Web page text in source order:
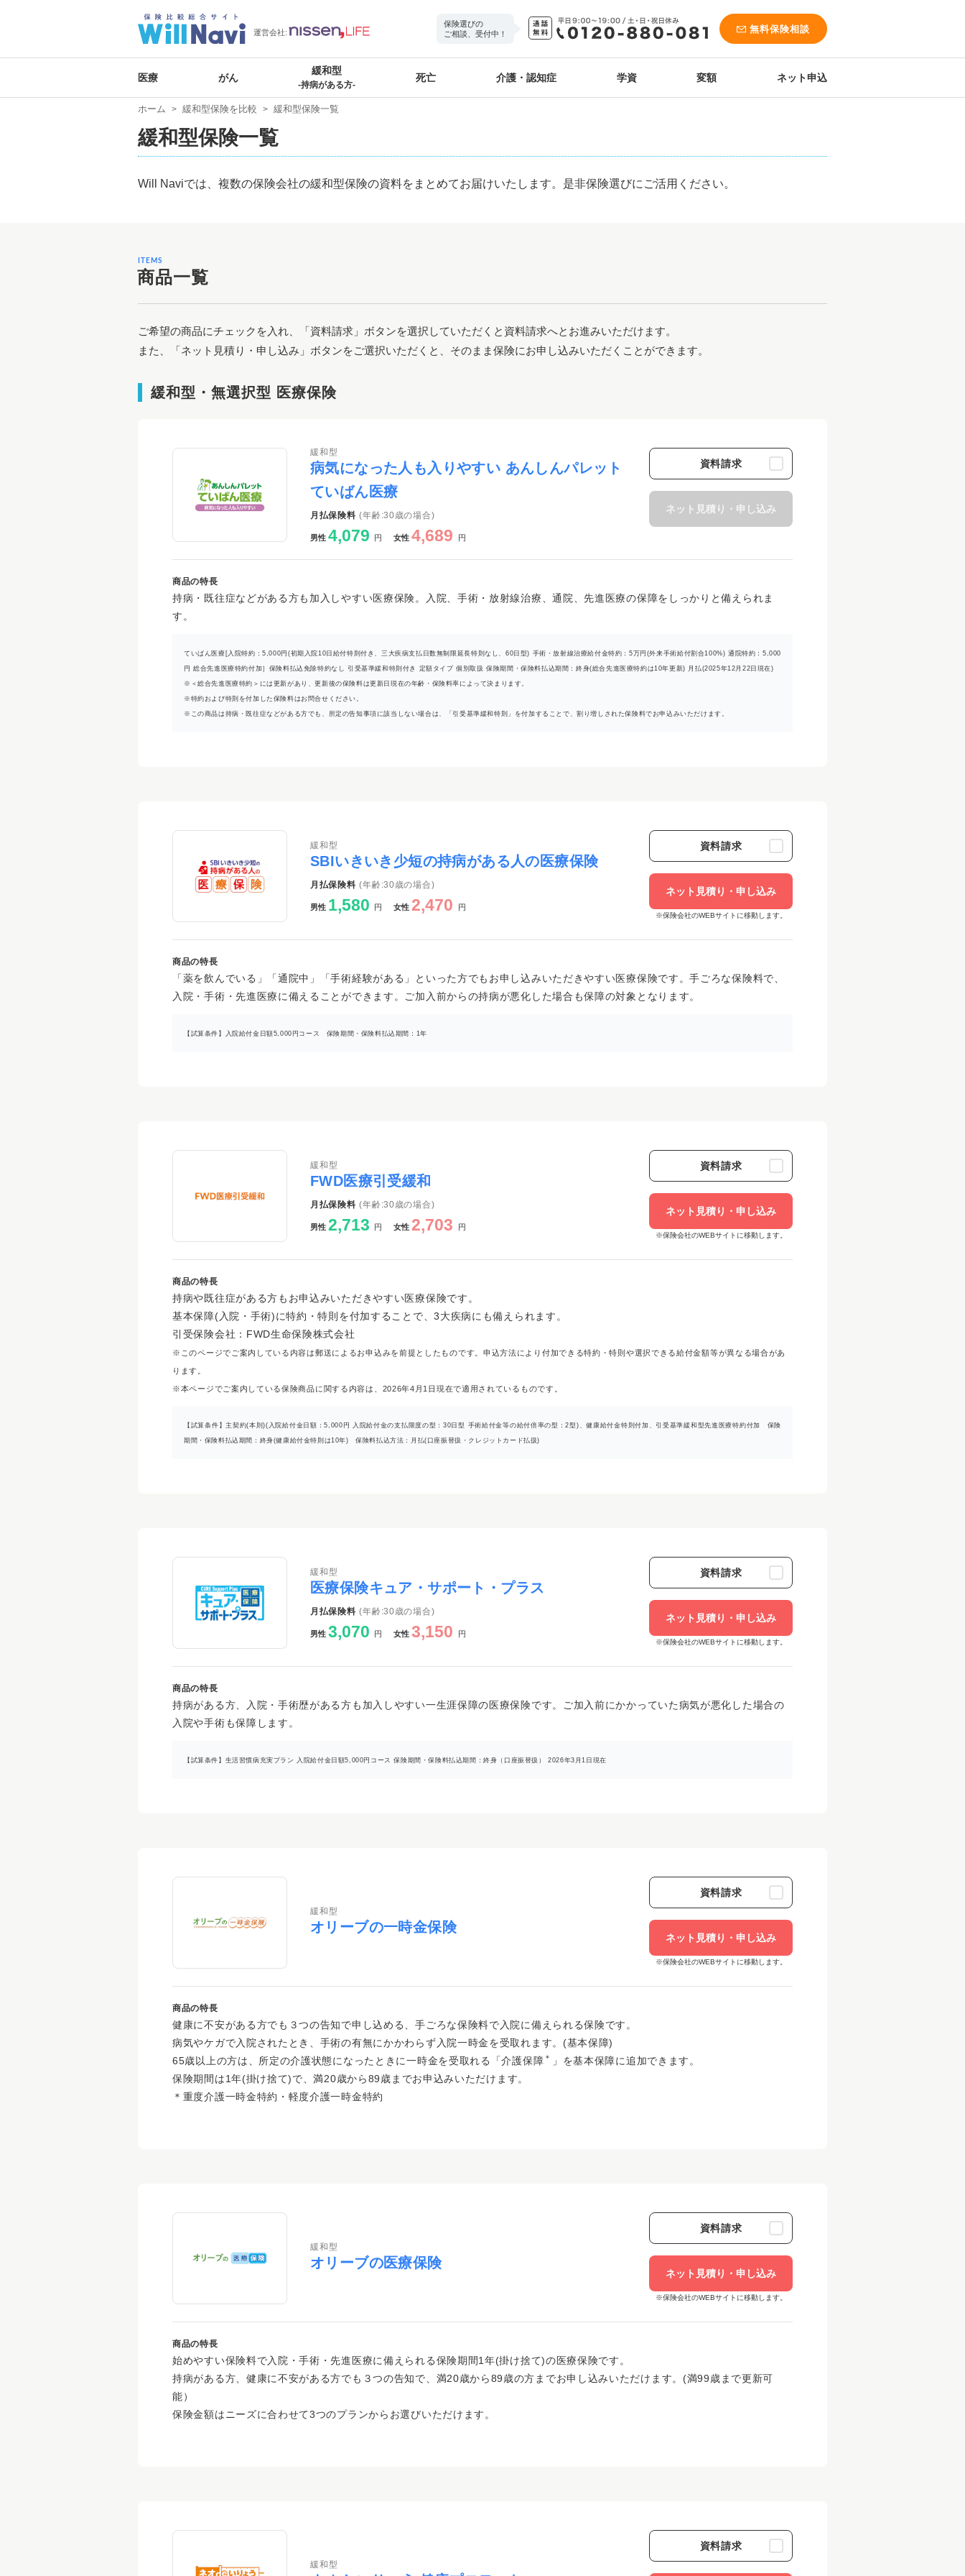
運営会社:
保険選びの
ご相談、受付中！
無料保険相談
医療 がん
緩和型
-持病がある方-
死亡 介護・認知症 学資 変額 ネット申込
ホーム 緩和型保険を比較 緩和型保険一覧
緩和型保険一覧
Will Naviでは、複数の保険会社の緩和型保険の資料をまとめてお届けいたします。是非保険選びにご活用ください。
ITEMS
商品一覧
ご希望の商品にチェックを入れ、「資料請求」ボタンを選択していただくと資料請求へとお進みいただけます。
また、「ネット見積り・申し込み」ボタンをご選択いただくと、そのまま保険にお申し込みいただくことができます。
緩和型・無選択型 医療保険
緩和型
病気になった人も入りやすい あんしんパレット
ていばん医療
月払保険料 (年齢:30歳の場合)
男性 4,079 円 女性 4,689 円
ていばん医療[入院特約：5,000円(初期入院10日給付特則付き、三大疾病支払日数無制限延長特則なし、60日型) 手術・放射線治療給付金特約：5万円(外来手術給付割合100%) 通院特約：5,000
円 総合先進医療特約付加］保険料払込免除特約なし 引受基準緩和特則付き 定額タイプ 個別取扱 保険期間・保険料払込期間：終身(総合先進医療特約は10年更新) 月払(2025年12月22日現在)
※＜総合先進医療特約＞には更新があり、更新後の保険料は更新日現在の年齢・保険料率によって決まります。
※特約および特則を付加した保険料はお問合せください。
※この商品は持病・既往症などがある方でも、所定の告知事項に該当しない場合は、「引受基準緩和特則」を付加することで、割り増しされた保険料でお申込みいただけます。
商品の特長
持病・既往症などがある方も加入しやすい医療保険。入院、手術・放射線治療、通院、先進医療の保障をしっかりと備えられま
す。
資料請求
ネット見積り・申し込み
緩和型
SBIいきいき少短の持病がある人の医療保険
月払保険料 (年齢:30歳の場合)
男性 1,580 円 女性 2,470 円
【試算条件】入院給付金日額5,000円コース 保険期間・保険料払込期間：1年
商品の特長
「薬を飲んでいる」「通院中」「手術経験がある」といった方でもお申し込みいただきやすい医療保険です。手ごろな保険料で、
入院・手術・先進医療に備えることができます。ご加入前からの持病が悪化した場合も保障の対象となります。
資料請求
ネット見積り・申し込み
※保険会社のWEBサイトに移動します。
緩和型
FWD医療引受緩和
月払保険料 (年齢:30歳の場合)
男性 2,713 円 女性 2,703 円
【試算条件】主契約(本則)(入院給付金日額：5,000円 入院給付金の支払限度の型：30日型 手術給付金等の給付倍率の型：2型)、健康給付金特則付加、引受基準緩和型先進医療特約付加 保険
期間・保険料払込期間：終身(健康給付金特則は10年) 保険料払込方法：月払(口座振替扱・クレジットカード払扱)
商品の特長
持病や既往症がある方もお申込みいただきやすい医療保険です。
基本保障(入院・手術)に特約・特則を付加することで、3大疾病にも備えられます。
引受保険会社：FWD生命保険株式会社
※このページでご案内している内容は郵送によるお申込みを前提としたものです。申込方法により付加できる特約・特則や選択できる給付金額等が異なる場合があ
ります。
※本ページでご案内している保険商品に関する内容は、2026年4月1日現在で適用されているものです。
資料請求
ネット見積り・申し込み
※保険会社のWEBサイトに移動します。
緩和型
医療保険キュア・サポート・プラス
月払保険料 (年齢:30歳の場合)
男性 3,070 円 女性 3,150 円
【試算条件】生活習慣病充実プラン 入院給付金日額5,000円コース 保険期間・保険料払込期間：終身（口座振替扱） 2026年3月1日現在
商品の特長
持病がある方、入院・手術歴がある方も加入しやすい一生涯保障の医療保険です。ご加入前にかかっていた病気が悪化した場合の
入院や手術も保障します。
資料請求
ネット見積り・申し込み
※保険会社のWEBサイトに移動します。
緩和型
オリーブの一時金保険
商品の特長
健康に不安がある方でも３つの告知で申し込める、手ごろな保険料で入院に備えられる保険です。
病気やケガで入院されたとき、手術の有無にかかわらず入院一時金を受取れます。(基本保障)
65歳以上の方は、所定の介護状態になったときに一時金を受取れる「介護保障 ＊
」を基本保障に追加できます。
保険期間は1年(掛け捨て)で、満20歳から89歳までお申込みいただけます。
＊重度介護一時金特約・軽度介護一時金特約
資料請求
ネット見積り・申し込み
※保険会社のWEBサイトに移動します。
緩和型
オリーブの医療保険
商品の特長
始めやすい保険料で入院・手術・先進医療に備えられる保険期間1年(掛け捨て)の医療保険です。
持病がある方、健康に不安がある方でも３つの告知で、 満20歳から89歳の方までお申し込みいただけます。(満99歳まで更新可
能）
保険金額はニーズに合わせて3つのプランからお選びいただけます。
資料請求
ネット見積り・申し込み
※保険会社のWEBサイトに移動します。
緩和型
資料請求